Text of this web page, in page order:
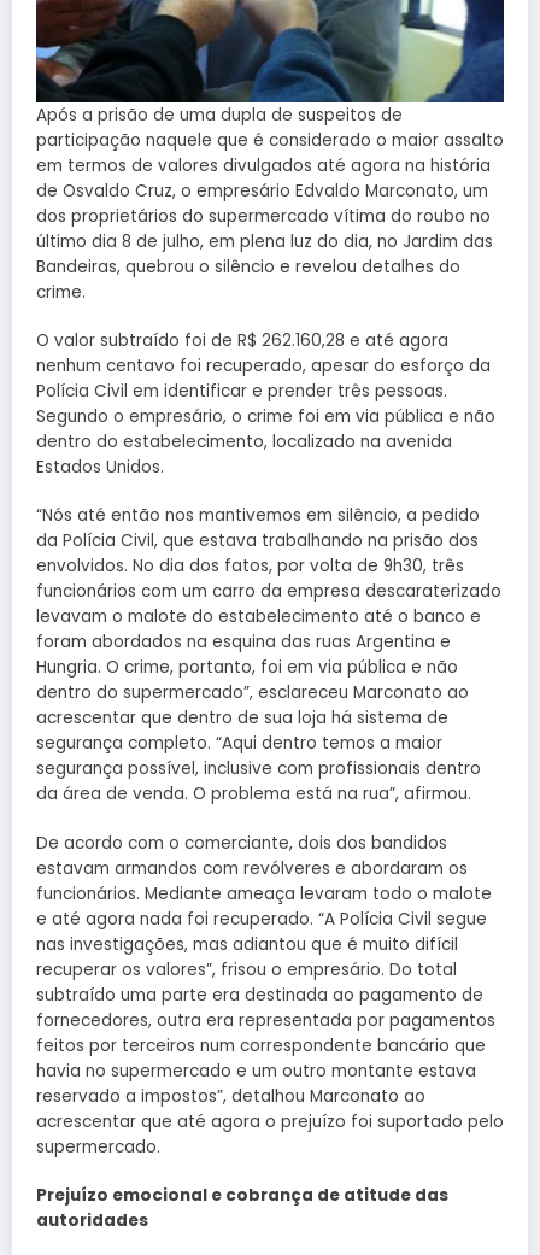
Após a prisão de uma dupla de suspeitos de
participação naquele que é considerado o maior assalto
em termos de valores divulgados até agora na história
de Osvaldo Cruz, o empresário Edvaldo Marconato, um
dos proprietários do supermercado vítima do roubo no
último dia 8 de julho, em plena luz do dia, no Jardim das
Bandeiras, quebrou o silêncio e revelou detalhes do
crime.
O valor subtraído foi de R$ 262.160,28 e até agora
nenhum centavo foi recuperado, apesar do esforço da
Polícia Civil em identificar e prender três pessoas.
Segundo o empresário, o crime foi em via pública e não
dentro do estabelecimento, localizado na avenida
Estados Unidos.
“Nós até então nos mantivemos em silêncio, a pedido
da Polícia Civil, que estava trabalhando na prisão dos
envolvidos. No dia dos fatos, por volta de 9h30, três
funcionários com um carro da empresa descaraterizado
levavam o malote do estabelecimento até o banco e
foram abordados na esquina das ruas Argentina e
Hungria. O crime, portanto, foi em via pública e não
dentro do supermercado”, esclareceu Marconato ao
acrescentar que dentro de sua loja há sistema de
segurança completo. “Aqui dentro temos a maior
segurança possível, inclusive com profissionais dentro
da área de venda. O problema está na rua”, afirmou.
De acordo com o comerciante, dois dos bandidos
estavam armandos com revólveres e abordaram os
funcionários. Mediante ameaça levaram todo o malote
e até agora nada foi recuperado. “A Polícia Civil segue
nas investigações, mas adiantou que é muito difícil
recuperar os valores”, frisou o empresário. Do total
subtraído uma parte era destinada ao pagamento de
fornecedores, outra era representada por pagamentos
feitos por terceiros num correspondente bancário que
havia no supermercado e um outro montante estava
reservado a impostos”, detalhou Marconato ao
acrescentar que até agora o prejuízo foi suportado pelo
supermercado.
Prejuízo emocional e cobrança de atitude das
autoridades